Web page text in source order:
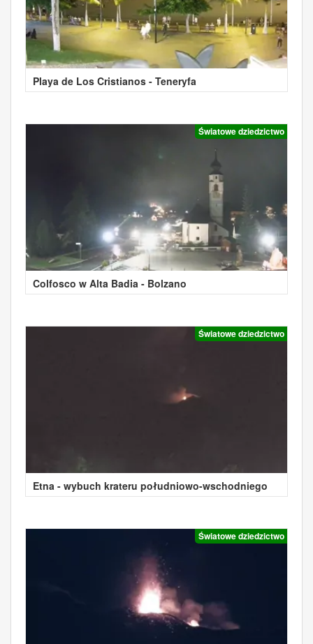
Playa de Los Cristianos - Teneryfa
Światowe dziedzictwo
Colfosco w Alta Badia - Bolzano
Światowe dziedzictwo
Etna - wybuch krateru południowo-wschodniego
Światowe dziedzictwo